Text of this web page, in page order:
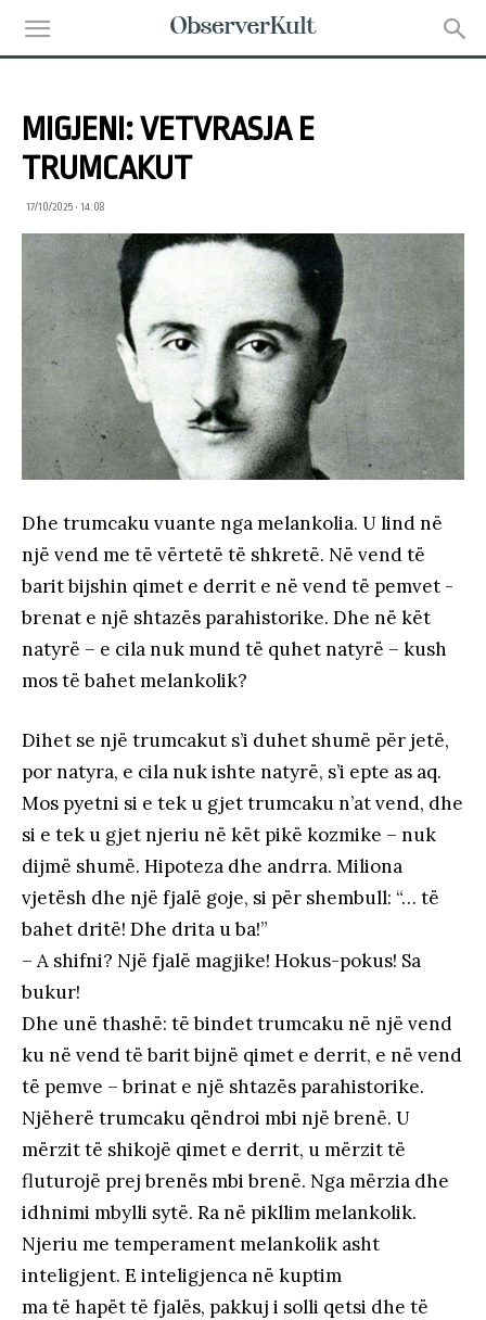
MIGJENI: VETVRASJA E
TRUMCAKUT
17/10/2025 • 14:08
Dhe trumcaku vuante nga melankolia. U lind në
një vend me të vërtetë të shkretë. Në vend të
barit bijshin qimet e derrit e në vend të pemvet -
brenat e një shtazës parahistorike. Dhe në kët
natyrë – e cila nuk mund të quhet natyrë – kush
mos të bahet melankolik?
Dihet se një trumcakut s’i duhet shumë për jetë,
por natyra, e cila nuk ishte natyrë, s’i epte as aq.
Mos pyetni si e tek u gjet trumcaku n’at vend, dhe
si e tek u gjet njeriu në kët pikë kozmike – nuk
dijmë shumë. Hipoteza dhe andrra. Miliona
vjetësh dhe një fjalë goje, si për shembull: “… të
bahet dritë! Dhe drita u ba!”
– A shifni? Një fjalë magjike! Hokus-pokus! Sa
bukur!
Dhe unë thashë: të bindet trumcaku në një vend
ku në vend të barit bijnë qimet e derrit, e në vend
të pemve – brinat e një shtazës parahistorike.
Njëherë trumcaku qëndroi mbi një brenë. U
mërzit të shikojë qimet e derrit, u mërzit të
fluturojë prej brenës mbi brenë. Nga mërzia dhe
idhnimi mbylli sytë. Ra në pikllim melankolik.
Njeriu me temperament melankolik asht
inteligjent. E inteligjenca në kuptim
ma të hapët të fjalës, pakkuj i solli qetsi dhe të